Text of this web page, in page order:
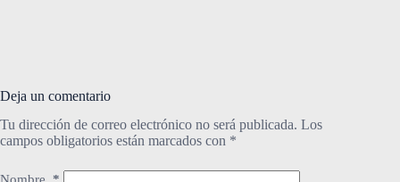
Deja un comentario
Tu dirección de correo electrónico no será publicada. Los
campos obligatorios están marcados con *